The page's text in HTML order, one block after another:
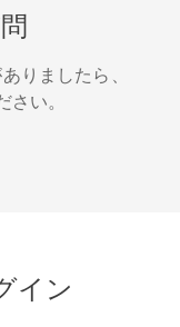
りましたら、
い。
イン